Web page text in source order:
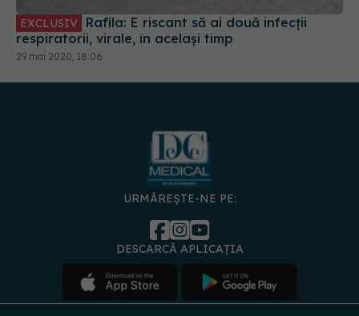
EXCLUSIV
respiratorii, virale, în același timp
29 mai 2020, 18:06
URMĂREȘTE-NE PE:
DESCARCĂ APLICAȚIA